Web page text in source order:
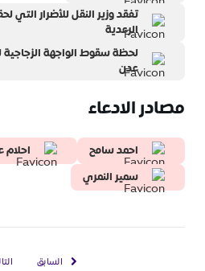
تفقد وزير النقل للأضرار التي
الرعدية
لحظة سقوط الواجهة الزجاجية
عدن
مصادر الادعاء
احمد سامح
احلام
سمير النمري
السابق